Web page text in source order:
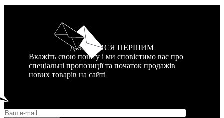
ДІЗНАТИСЯ ПЕРШИМ
Вкажіть свою пошту і ми сповістимо вас про
спеціальні пропозиції та початок продажів
нових товарів на сайті